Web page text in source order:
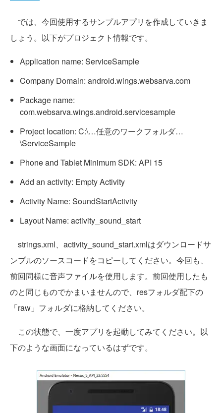
では、今回使用するサンプルアプリを作成していきま
しょう。以下がプロジェクト情報です。
Application name: ServiceSample
Company Domain: android.wings.websarva.com
Package name:
com.websarva.wings.android.servicesample
Project location: C:\…任意のワークフォルダ…
\ServiceSample
Phone and Tablet Minimum SDK: API 15
Add an activity: Empty Activity
Activity Name: SoundStartActivity
Layout Name: activity_sound_start
strings.xml、activity_sound_start.xmlはダウンロードサ
ンプルのソースコードをコピーしてください。今回も、
前回同様に音声ファイルを使用します。前回使用したも
のと同じものでかまいませんので、resフォルダ配下の
「raw」フォルダに格納してください。
この状態で、一度アプリを起動してみてください。以
下のような画面になっているはずです。